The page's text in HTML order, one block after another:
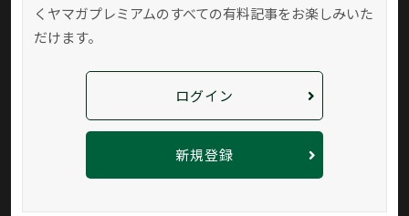
く ヤマガプレミアムのすべての有料記事をお楽しみいた
だけます。
ログイン
新規登録